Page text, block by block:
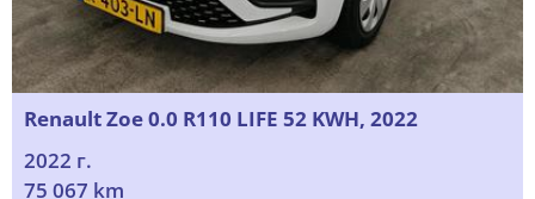
Renault Zoe 0.0 R110 LIFE 52 KWH, 2022
2022 г.
75 067 km